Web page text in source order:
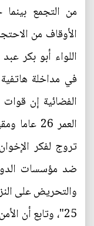
من التجمع بينما
الأوقاف من
اللواء أبو بكر
في مداخلة
الفضائية إن
تروج لفكر
ضد مؤسسات
والتحريض على